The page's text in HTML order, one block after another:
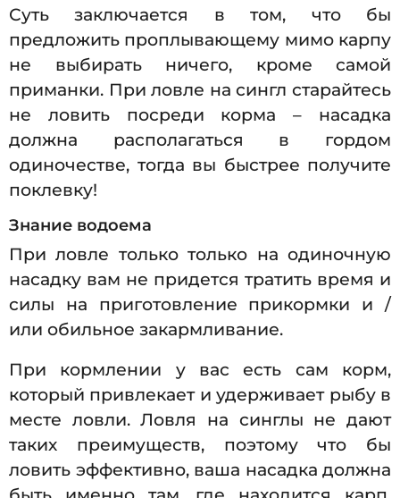
Суть заключается в том, что бы
предложить проплывающему мимо карпу
не выбирать ничего, кроме самой
приманки. При ловле на сингл старайтесь
не ловить посреди корма – насадка
должна располагаться в гордом
одиночестве, тогда вы быстрее получите
поклевку!
Знание водоема
При ловле только только на одиночную
насадку вам не придется тратить время и
силы на приготовление прикормки и /
или обильное закармливание.
При кормлении у вас есть сам корм,
который привлекает и удерживает рыбу в
месте ловли. Ловля на синглы не дают
таких преимуществ, поэтому что бы
ловить эффективно, ваша насадка должна